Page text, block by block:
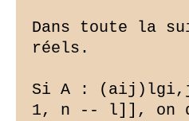
Dans toute la
réels.
Si A :
1, n -- l]], on